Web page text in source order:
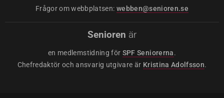
Frågor om webbplatsen: webben@senioren.se
Senioren är
en medlemstidning för SPF Seniorerna.
Chefredaktör och ansvarig utgivare är Kristina Adolfsson.